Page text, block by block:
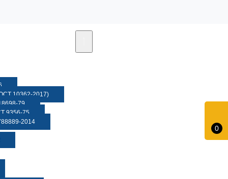
0
10362-2017)
79
9356-75
2014